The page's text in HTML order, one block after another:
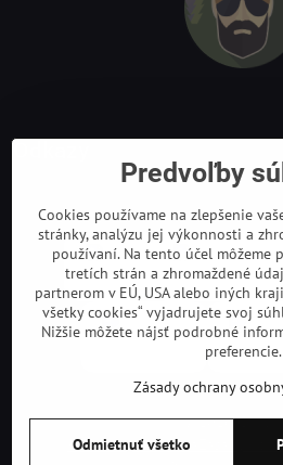
©2026
Predvoľby súkromia
Zásady
Predvoľby
Cookies používame na zlepšenie
stránky, analýzu jej výkonnosti a
používaní. Na tento účel môžeme
tretích strán a zhromaždené
partnerom v EÚ, USA alebo iných
všetky cookies“ vyjadrujete svoj
Nižšie môžete nájsť podrobné
preferencie.
Zásady ochrany
Odmietnuť všetko